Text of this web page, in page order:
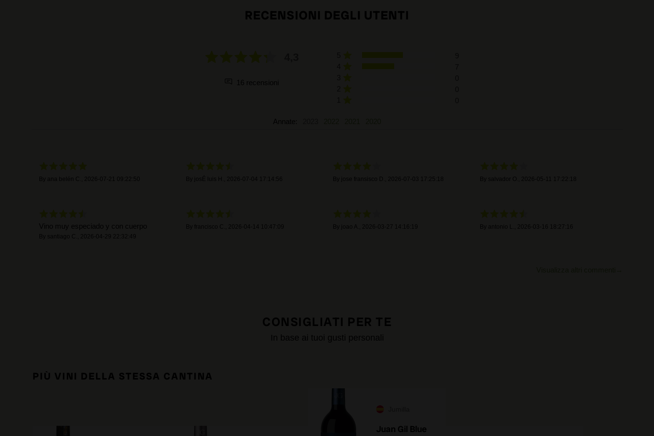
RECENSIONI DEGLI UTENTI
16 recensioni
Annate:
ana belén C. 2026-07-21 09:22:50 josÉ luis H. 2026-07-04 17:14:56 jose fransisco D. 2026-07-03 17:25:18 salvador O. 2026-05-11 17:22:18
Vino muy especiado y con cuerpo
santiago C. 2026-04-29 22:32:49
francisco C. 2026-04-14 10:47:09 joao A. 2026-03-27 14:16:19 antonio L. 2026-03-16 18:27:16
CONSIGLIATI PER TE
In base ai tuoi gusti personali
PIÙ VINI DELLA STESSA CANTINA
Juan Gil Blue